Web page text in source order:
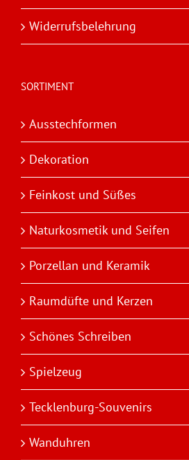
Widerrufsbelehrung
SORTIMENT
Ausstechformen
Dekoration
Feinkost und Süßes
Naturkosmetik und Seifen
Porzellan und Keramik
Raumdüfte und Kerzen
Schönes Schreiben
Spielzeug
Tecklenburg-Souvenirs
Wanduhren